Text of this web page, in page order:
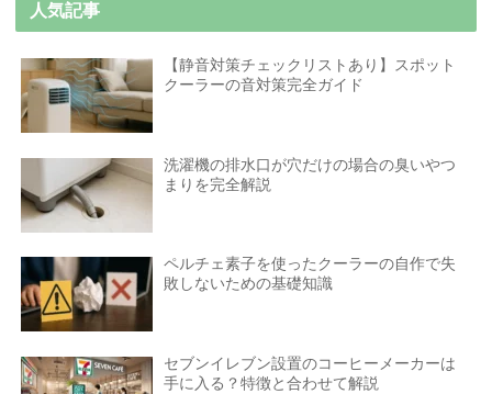
人気記事
【静音対策チェックリストあり】スポット
クーラーの音対策完全ガイド
洗濯機の排水口が穴だけの場合の臭いやつ
まりを完全解説
ペルチェ素子を使ったクーラーの自作で失
敗しないための基礎知識
セブンイレブン設置のコーヒーメーカーは
手に入る？特徴と合わせて解説